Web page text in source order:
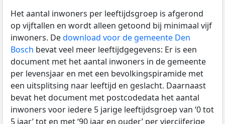
Het aantal inwoners per leeftijdsgroep is afgerond
op vijftallen en wordt alleen getoond bij minimaal vijf
inwoners. Dedownload voor de gemeente Den
Bosch bevat veel meer leeftijdgegevens: Er is een
document met het aantal inwoners in de gemeente
per levensjaar en met een bevolkingspiramide met
een uitsplitsing naar leeftijd en geslacht. Daarnaast
bevat het document met postcodedata het aantal
inwoners voor iedere 5 jarige leeftijdsgroep van ‘0 tot
5 jaar’ tot en met ‘90 jaar en ouder’ per viercijferige